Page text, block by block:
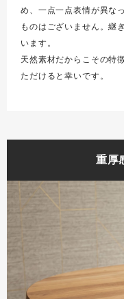
め、一点一点表情が異な
ものはございません。継
います。
天然素材だからこその特
ただけると幸いです。
重厚